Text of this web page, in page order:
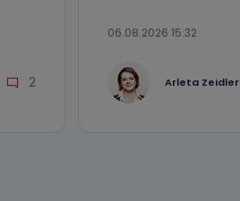
od
2
06.08.2026 15:32
Arleta Zeidler